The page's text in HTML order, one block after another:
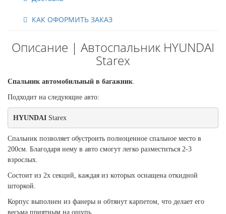
КАК ОФОРМИТЬ ЗАКАЗ
Описание | Автоспальник HYUNDAI
Starex
Спальник автомобильный в багажник.
Подходит на следующие авто:
HYUNDAI Starex
Спальник позволяет обустроить полноценное спальное место в
200см. Благодаря нему в авто смогут легко разместиться 2-3
взрослых.
Состоит из 2х секций, каждая из которых оснащена откидной
шторкой.
Корпус выполнен из фанеры и обтянут карпетом, что делает его
весьма приятным на ощупь.